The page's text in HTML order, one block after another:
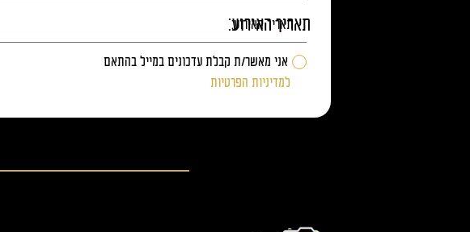
תאריך האירוע:
אני מאשר/ת קבלת עדכונים במייל בהתאם
למדיניות הפרטיות